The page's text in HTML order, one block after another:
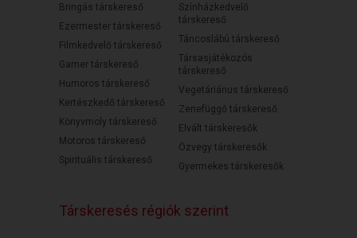
Bringás társkereső
Ezermester társkereső
Filmkedvelő társkereső
Gamer társkereső
Humoros társkereső
Kertészkedő társkereső
Könyvmoly társkereső
Motoros társkereső
Spirituális társkereső
Színházkedvelő
társkereső
Táncoslábú társkereső
Társasjátékozós
társkereső
Vegetáriánus társkereső
Zenefüggő társkereső
Elvált társkeresők
Özvegy társkeresők
Gyermekes társkeresők
Társkeresés régiók szerint